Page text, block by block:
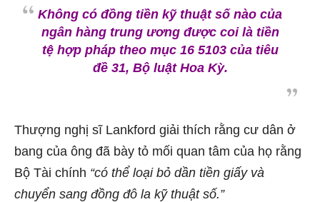
Không có đồng tiền kỹ thuật số nào của
ngân hàng trung ương được coi là tiền
tệ hợp pháp theo mục 16 5103 của tiêu
đề 31, Bộ luật Hoa Kỳ.
Thượng nghị sĩ Lankford giải thích rằng cư dân ở
bang của ông đã bày tỏ mối quan tâm của họ rằng
Bộ Tài chính “có thể loại bỏ dần tiền giấy và
chuyển sang đồng đô la kỹ thuật số.”